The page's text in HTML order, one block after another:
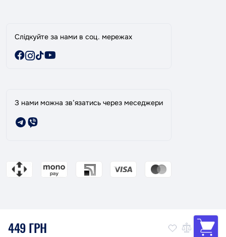
449 ГРН
Слідкуйте за нами в соц. мережах
З нами можна зв’язатись через меседжери
Магазин ТАНДЕМ: Ваш надійний партнер в фарбуванні авто!